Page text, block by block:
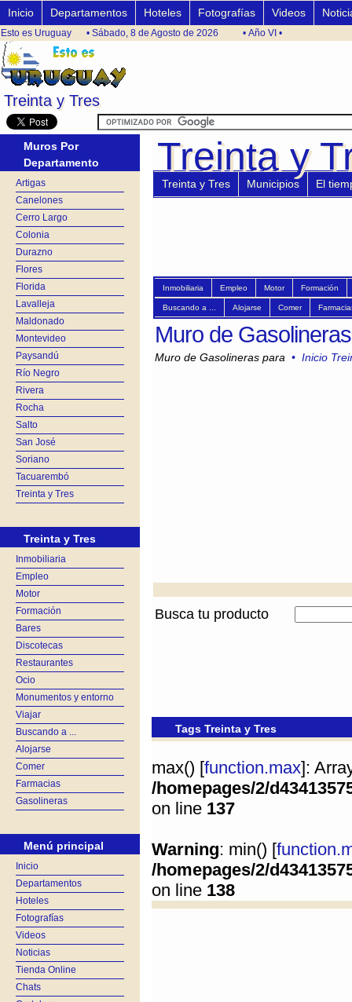
Treinta y Tres
Treinta y Tres
Inicio Departamentos Hoteles Fotografías Videos
Esto es Uruguay • Sábado, 8 de Agosto de 2026 • Año VI •
Muros Por
Departamento
Artigas
Canelones
Cerro Largo
Colonia
Durazno
Flores
Florida
Lavalleja
Maldonado
Montevideo
Paysandú
Río Negro
Rivera
Rocha
Salto
San José
Soriano
Tacuarembó
Treinta y Tres
Treinta y Tres
Inmobiliaria
Empleo
Motor
Formación
Bares
Discotecas
Restaurantes
Ocio
Monumentos y entorno
Viajar
Buscando a ...
Alojarse
Comer
Farmacias
Gasolineras
Menú principal
Inicio
Departamentos
Hoteles
Fotografías
Videos
Noticias
Tienda Online
Chats
Treinta y
Treinta y
Treinta y Tres Municipios El
Inmobiliaria Empleo Motor Formación
Buscando a ... Alojarse Comer
Muro de
Muro de Gasolineras para • Inicio
Busca tu producto
Tags Treinta y Tres
max() [function.max]:
/homepages/2/
on line 137
Warning: min() [
/homepages/2/
on line 138